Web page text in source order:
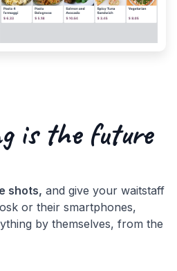
is the future
shots, and give your waitstaff
or their smartphones,
by themselves, from the